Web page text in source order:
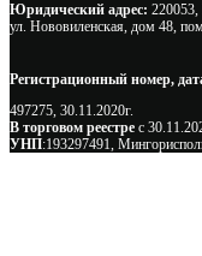
Юридический адрес: 220053,
ул. Нововиленская, дом 48,
Регистрационный номер,
497275, 30.11.2020г.
В торговом реестре с
УНП:193297491,